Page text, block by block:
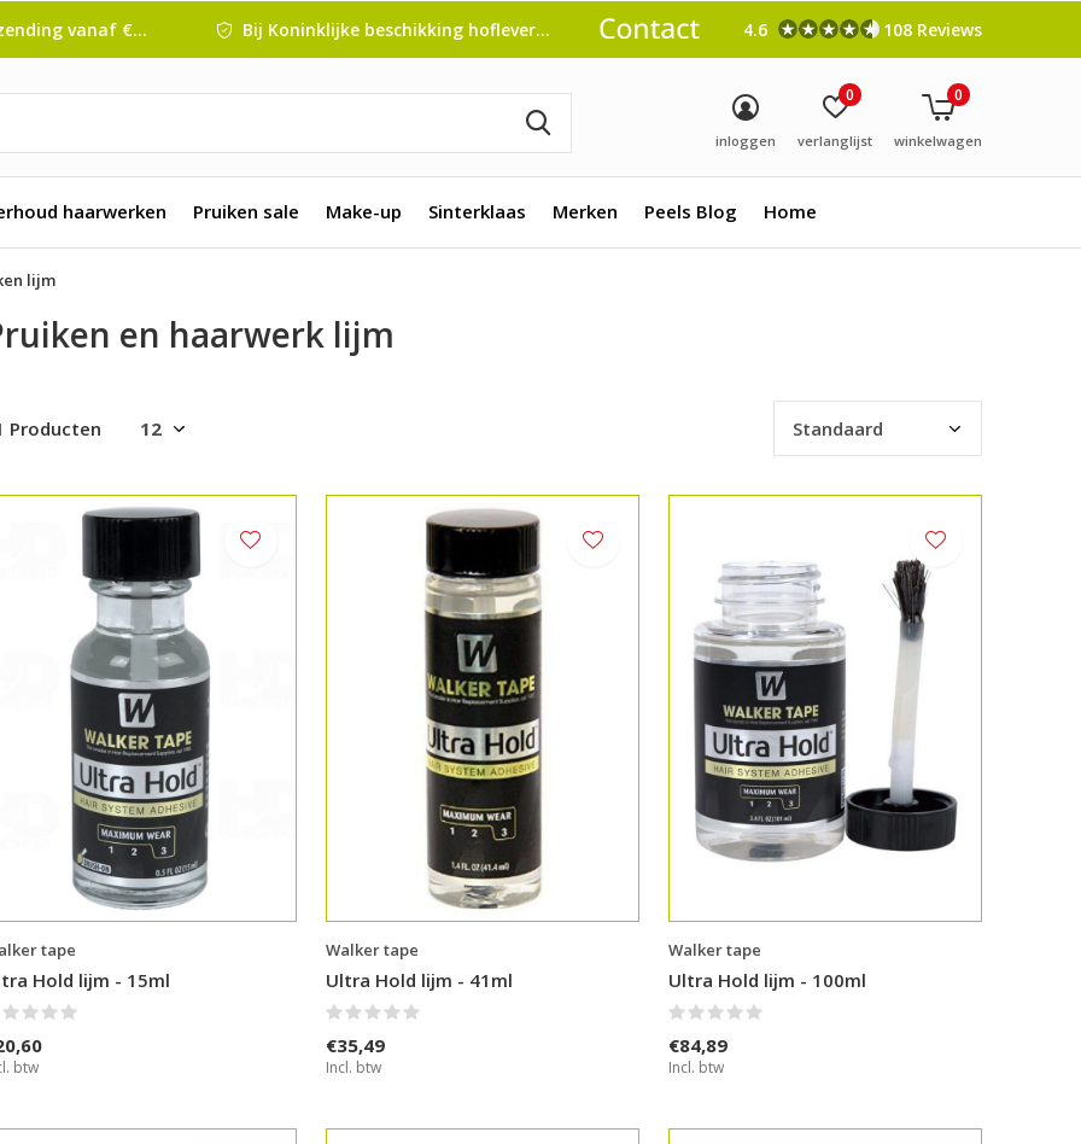
haarwerken Pruiken sale Make-up Sinterklaas Merken Peels Blog Home
inloggen verlanglijst
0
winkelwagen
0
vanaf € 45 ,- Bij Koninklijke beschikking hofleverancier 4.6 108 Reviews
lijm
en haarwerk lijm
Producten
tape
Hold lijm - 15ml
btw
Walker tape
Ultra Hold lijm - 41ml
€35,49
Incl. btw
Walker tape
Ultra Hold lijm - 100ml
€84,89
Incl. btw